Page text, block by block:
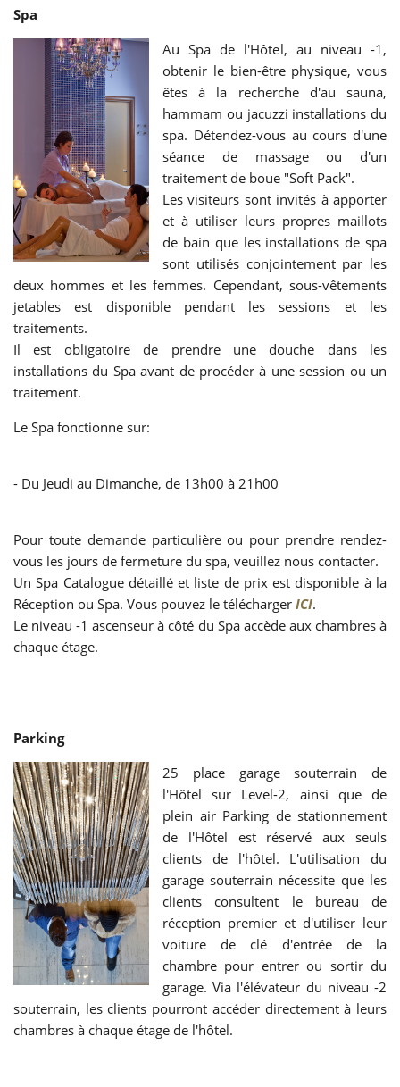
Spa
Au Spa de l'Hôtel, au niveau -1,
obtenir le bien-être physique, vous
êtes à la recherche d'au sauna,
hammam ou jacuzzi installations du
spa. Détendez-vous au cours d'une
séance de massage ou d'un
traitement de boue "Soft Pack".
Les visiteurs sont invités à apporter
et à utiliser leurs propres maillots
de bain que les installations de spa
sont utilisés conjointement par les
deux hommes et les femmes. Cependant, sous-vêtements
jetables est disponible pendant les sessions et les
traitements.
Il est obligatoire de prendre une douche dans les
installations du Spa avant de procéder à une session ou un
traitement.
Le Spa fonctionne sur:
- Du Jeudi au Dimanche, de 13h00 à 21h00
Pour toute demande particulière ou pour prendre rendez-
vous les jours de fermeture du spa, veuillez nous contacter.
Un Spa Catalogue détaillé et liste de prix est disponible à la
Réception ou Spa. Vous pouvez le télécharger ICI.
Le niveau -1 ascenseur à côté du Spa accède aux chambres à
chaque étage.
Parking
25 place garage souterrain de
l'Hôtel sur Level-2, ainsi que de
plein air Parking de stationnement
de l'Hôtel est réservé aux seuls
clients de l'hôtel. L'utilisation du
garage souterrain nécessite que les
clients consultent le bureau de
réception premier et d'utiliser leur
voiture de clé d'entrée de la
chambre pour entrer ou sortir du
garage. Via l'élévateur du niveau -2
souterrain, les clients pourront accéder directement à leurs
chambres à chaque étage de l'hôtel.